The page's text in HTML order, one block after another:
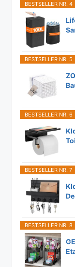
BESTSELLER NR. 4
BESTSELLER NR. 5
BESTSELLER NR. 6
BESTSELLER NR. 7
BESTSELLER NR. 8